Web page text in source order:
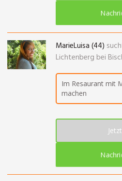
MarieLuisa (44)
Lichtenberg bei
Im Resaurant mit
machen